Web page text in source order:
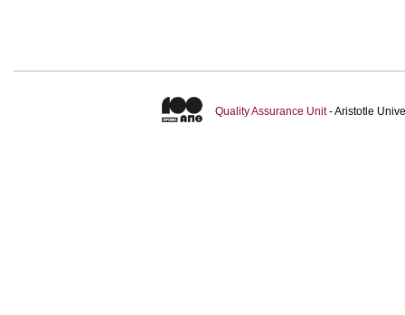
Quality Assurance Unit- Aristotle